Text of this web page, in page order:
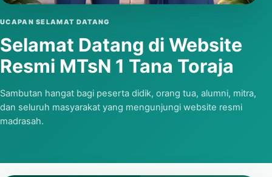
UCAPAN SELAMAT DATANG
Selamat Datang di Website
Resmi MTsN 1 Tana Toraja
Sambutan hangat bagi peserta didik, orang tua, alumni, mitra,
dan seluruh masyarakat yang mengunjungi website resmi
madrasah.
Putar video